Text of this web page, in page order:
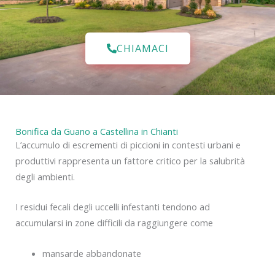
CHIAMACI
Bonifica da Guano a Castellina in Chianti
L’accumulo di escrementi di piccioni in contesti urbani e
produttivi rappresenta un fattore critico per la salubrità
degli ambienti.
I residui fecali degli uccelli infestanti tendono ad
accumularsi in zone difficili da raggiungere come
mansarde abbandonate